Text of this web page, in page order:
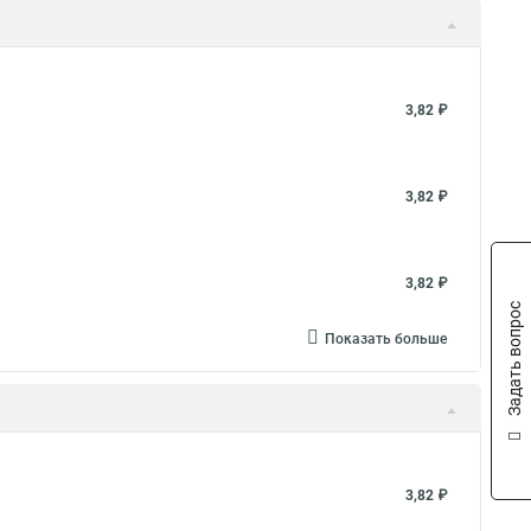
Нержавеющий хомут на трубу
Хомут 21 мм
3,82 ₽
3,82 ₽
3,82 ₽
Показать больше
3,82 ₽
Задать вопрос